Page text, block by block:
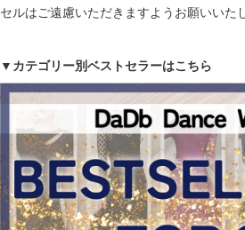
セルはご遠慮いただきますようお願いいた
▼カテゴリー別ベストセラーはこちら